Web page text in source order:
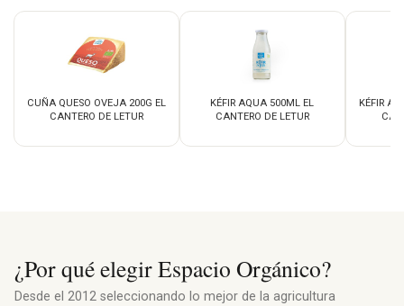
CUÑA QUESO OVEJA 200G EL
CANTERO DE LETUR
KÉFIR AQUA 500ML EL
CANTERO DE LETUR
KÉFIR
¿Por qué elegir Espacio Orgánico?
Desde el 2012 seleccionando lo mejor de la agricultura